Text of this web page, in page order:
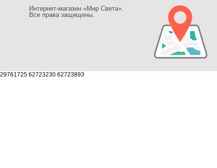
Интернет-магазин «Мир Света».
Все права защищены.
29761725 62723230 62723893